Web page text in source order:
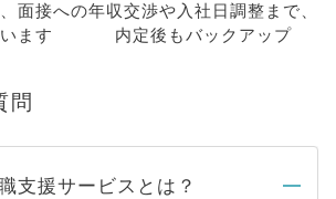
面接への
ます
年収交渉や入社日調整まで、
内定後もバックアップ
問
支援サービスとは？